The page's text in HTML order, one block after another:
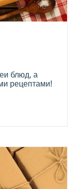
блюд, а
рецептами!